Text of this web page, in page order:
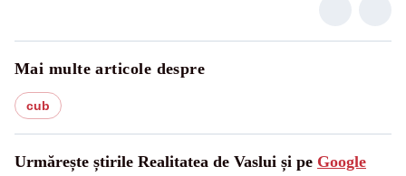
Mai multe articole despre
cub
Urmărește știrile Realitatea de Vaslui și pe Google